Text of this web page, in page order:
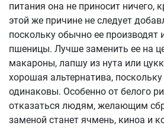
питания она не приносит ничего,
этой же причине не следует
поскольку обычно ее производят
пшеницы. Лучше заменить ее на
макароны, лапшу из нута или
хорошая альтернатива,
одинаковы. Особенно от белого
отказаться людям, желающим
заменой станет ячмень, киноа и